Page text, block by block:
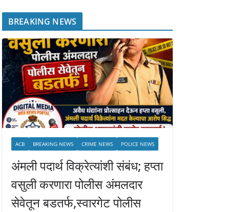
BREAKING NEWS
ACB BREAKING NEWS CRIME NEWS POLICE NEWS
अंमली पदार्थ विक्रेत्यांशी संबंध; हप्ता
वसुली करणारा पोलीस अंमलदार
सेवेतून बडतर्फ,स्वारगेट पोलीस